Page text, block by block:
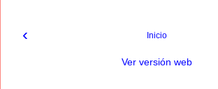
‹ Inicio
Ver versión web